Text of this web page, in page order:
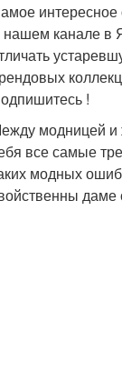
интересное
канале в
!
модницей и
все самые
модных
даме